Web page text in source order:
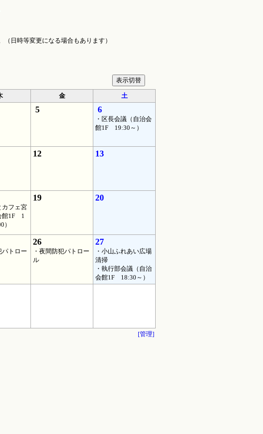
日時等変更になる場合もあります）
金 土
5 6
・区長会議（自治会
館1F 19:30～）
12 13
カフェ宮
館1F 1
）
19 20
パトロー
26
・夜間防犯パトロー
ル
27
・小山ふれあい広場
清掃
・執行部会議（自治
会館1F 18:30～）
[管理]